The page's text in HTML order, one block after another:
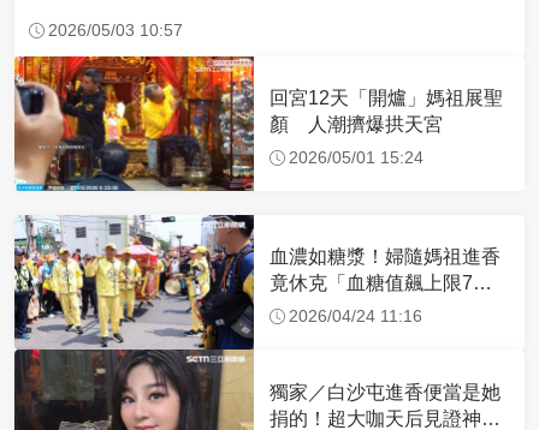
2026/05/03 10:57
回宮12天「開爐」媽祖展聖
顏 人潮擠爆拱天宮
2026/05/01 15:24
血濃如糖漿！婦隨媽祖進香
竟休克「血糖值飆上限7
倍」 醫曝原因
2026/04/24 11:16
獨家／白沙屯進香便當是她
捐的！超大咖天后見證神